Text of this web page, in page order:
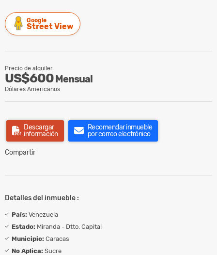
Google
Street View
Precio de alquiler
US$600Mensual
Dólares Americanos
Descargar
información
Recomendar inmueble
por correo electrónico
Compartir
Detalles del inmueble :
País: Venezuela
Estado: Miranda - Dtto. Capital
Municipio: Caracas
No Aplica: Sucre